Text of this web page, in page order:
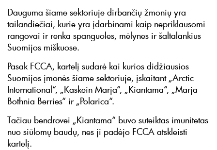
Dauguma šiame sektoriuje dirbančių žmonių yra
tailandiečiai, kurie yra įdarbinami kaip nepriklausomi
rangovai ir renka spanguoles, mėlynes ir šaltalankius
Suomijos miškuose.
Pasak FCCA, kartelį sudarė kai kurios didžiausios
Suomijos įmonės šiame sektoriuje, įskaitant „Arctic
International“, „Kaskein Marja“, „Kiantama“, „Marja
Bothnia Berries“ ir „Polarica“.
Tačiau bendrovei „Kiantama“ buvo suteiktas imunitetas
nuo siūlomų baudų, nes ji padėjo FCCA atskleisti
kartelį.